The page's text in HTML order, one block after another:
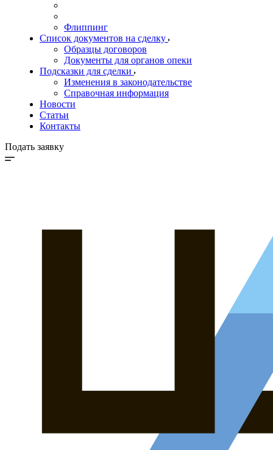
Флиппинг
Список документов на сделку
Образцы договоров
Документы для органов опеки
Подсказки для сделки
Изменения в законодательстве
Справочная информация
Новости
Статьи
Контакты
Подать заявку